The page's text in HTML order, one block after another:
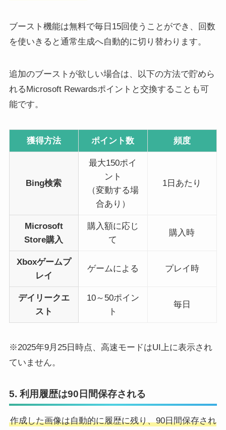
ブースト機能は無料で毎日15回使うことができ、回数
を使いきると通常生成へ自動的に切り替わります。
追加のブーストが欲しい場合は、以下の方法で貯めら
れるMicrosoft Rewardsポイントと交換することも可
能です。
獲得方法 ポイント数 頻度
Bing検索
最大150ポイ
ント
（変動する場
合あり）
1日あたり
Microsoft
Store購入
購入額に応じ
て
購入時
Xboxゲームプ
レイ
ゲームによる プレイ時
デイリークエ
スト
10～50ポイン
ト
毎日
※2025年9月25日時点、高速モードはUI上に表示され
ていません。
5. 利用履歴は90日間保存される
作成した画像は自動的に履歴に残り、90日間保存され